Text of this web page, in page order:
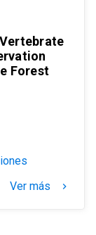
Forest
Ver más
keyboard_arrow_right